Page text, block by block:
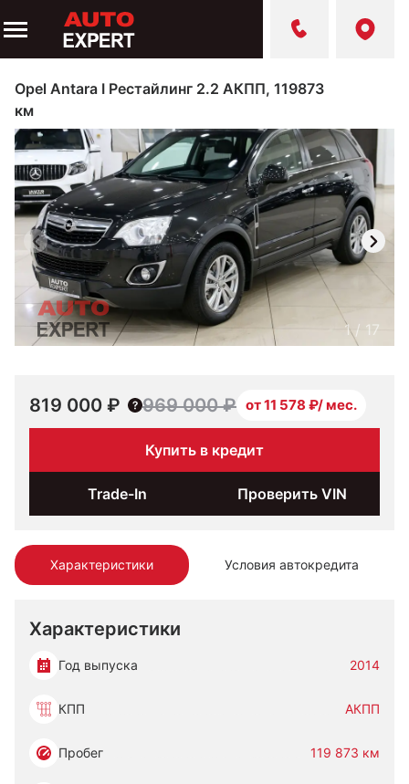
Opel Antara I Рестайлинг 2.2 АКПП, 119873
км
Характеристики Условия автокредита
Характеристики
Год выпуска 2014
КПП АКПП
Пробег 119 873 км
1/ 17
819 000 ₽ 969 000 ₽ от 11 578 ₽/ мес.
Купить в кредит
Trade-In Проверить VIN